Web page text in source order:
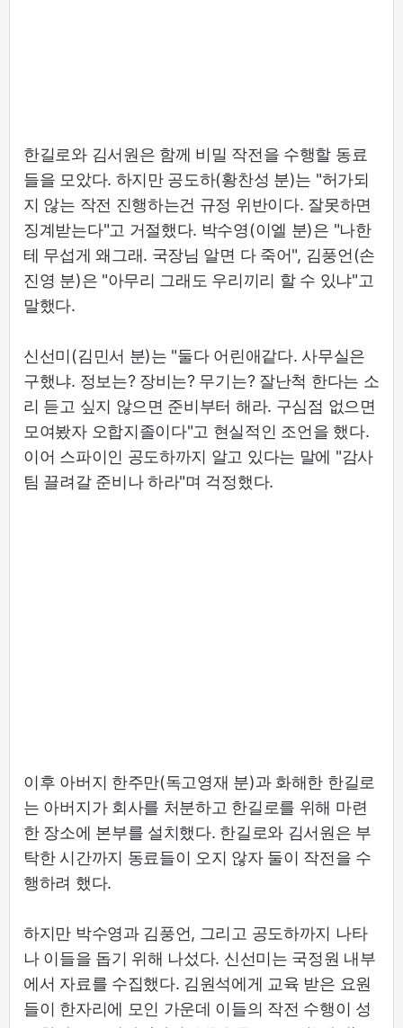
한길로와 김서원은 함께 비밀 작전을 수행할 동료
들을 모았다. 하지만 공도하(황찬성 분)는 "허가되
지 않는 작전 진행하는건 규정 위반이다. 잘못하면
징계받는다"고 거절했다. 박수영(이엘 분)은 "나한
테 무섭게 왜그래. 국장님 알면 다 죽어", 김풍언(손
진영 분)은 "아무리 그래도 우리끼리 할 수 있냐"고
말했다.
신선미(김민서 분)는 "둘다 어린애같다. 사무실은
구했냐. 정보는? 장비는? 무기는? 잘난척 한다는 소
리 듣고 싶지 않으면 준비부터 해라. 구심점 없으면
모여봤자 오합지졸이다"고 현실적인 조언을 했다.
이어 스파이인 공도하까지 알고 있다는 말에 "감사
팀 끌려갈 준비나 하라"며 걱정했다.
이후 아버지 한주만(독고영재 분)과 화해한 한길로
는 아버지가 회사를 처분하고 한길로를 위해 마련
한 장소에 본부를 설치했다. 한길로와 김서원은 부
탁한 시간까지 동료들이 오지 않자 둘이 작전을 수
행하려 했다.
하지만 박수영과 김풍언, 그리고 공도하까지 나타
나 이들을 돕기 위해 나섰다. 신선미는 국정원 내부
에서 자료를 수집했다. 김원석에게 교육 받은 요원
들이 한자리에 모인 가운데 이들의 작전 수행이 성